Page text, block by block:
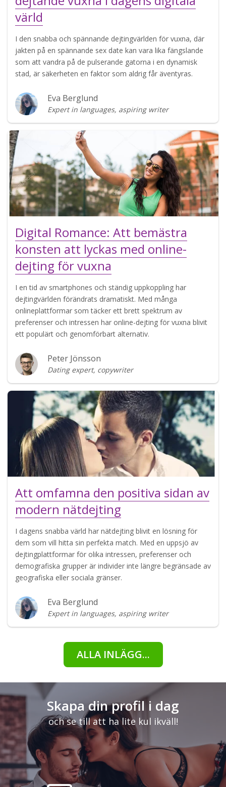
värld
I den snabba och spännande dejtingvärlden för vuxna, där
jakten på en spännande sex date kan vara lika fängslande
som att vandra på de pulserande gatorna i en dynamisk
stad, är säkerheten en faktor som aldrig får äventyras.
Eva Berglund
Expert in languages, aspiring writer
Digital Romance: Att bemästra
konsten att lyckas med online-
dejting för vuxna
I en tid av smartphones och ständig uppkoppling har
dejtingvärlden förändrats dramatiskt. Med många
onlineplattformar som täcker ett brett spektrum av
preferenser och intressen har online-dejting för vuxna blivit
ett populärt och genomförbart alternativ.
Peter Jönsson
Dating expert, copywriter
Att omfamna den positiva sidan av
modern nätdejting
I dagens snabba värld har nätdejting blivit en lösning för
dem som vill hitta sin perfekta match. Med en uppsjö av
dejtingplattformar för olika intressen, preferenser och
demografiska grupper är individer inte längre begränsade av
geografiska eller sociala gränser.
Eva Berglund
Expert in languages, aspiring writer
ALLA INLÄGG...
Skapa din profil i dag
och se till att ha lite kul ikväll!